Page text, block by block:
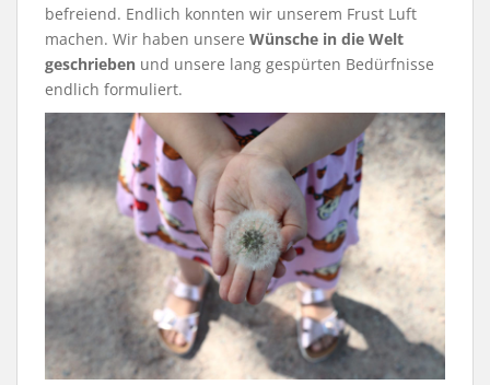
befreiend. Endlich konnten wir unserem Frust Luft
machen. Wir haben unsere Wünsche in die Welt
geschrieben und unsere lang gespürten Bedürfnisse
endlich formuliert.